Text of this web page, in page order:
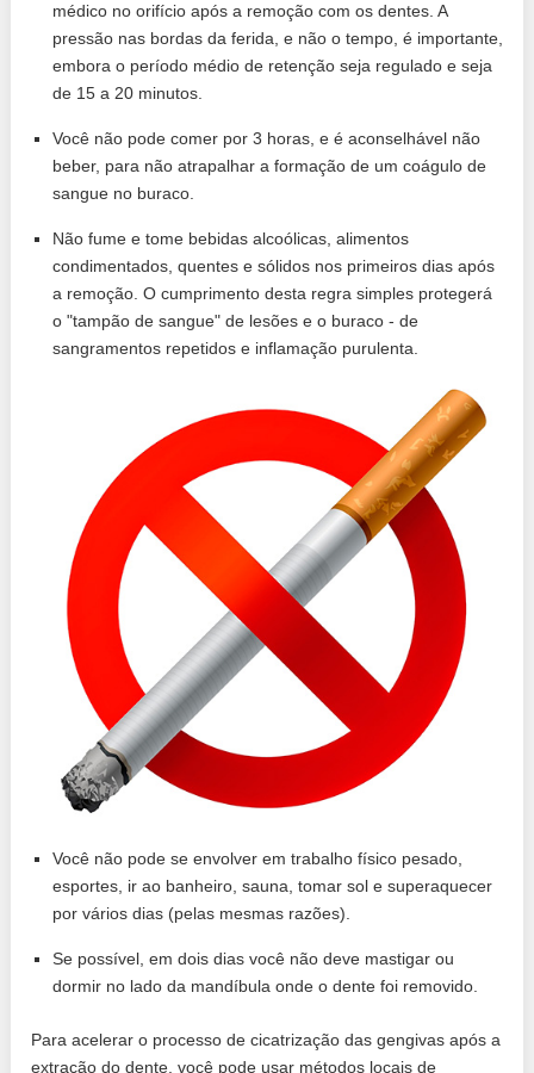
médico no orifício após a remoção com os dentes. A
pressão nas bordas da ferida, e não o tempo, é importante,
embora o período médio de retenção seja regulado e seja
de 15 a 20 minutos.
Você não pode comer por 3 horas, e é aconselhável não
beber, para não atrapalhar a formação de um coágulo de
sangue no buraco.
Não fume e tome bebidas alcoólicas, alimentos
condimentados, quentes e sólidos nos primeiros dias após
a remoção. O cumprimento desta regra simples protegerá
o "tampão de sangue" de lesões e o buraco - de
sangramentos repetidos e inflamação purulenta.
Você não pode se envolver em trabalho físico pesado,
esportes, ir ao banheiro, sauna, tomar sol e superaquecer
por vários dias (pelas mesmas razões).
Se possível, em dois dias você não deve mastigar ou
dormir no lado da mandíbula onde o dente foi removido.
Para acelerar o processo de cicatrização das gengivas após a
extração do dente, você pode usar métodos locais de